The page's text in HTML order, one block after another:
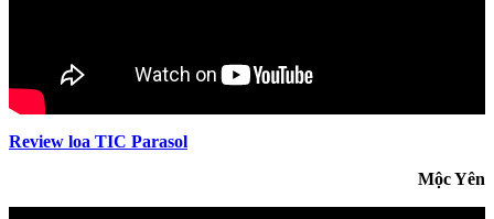
Review loa TIC Parasol
Mộc Yên